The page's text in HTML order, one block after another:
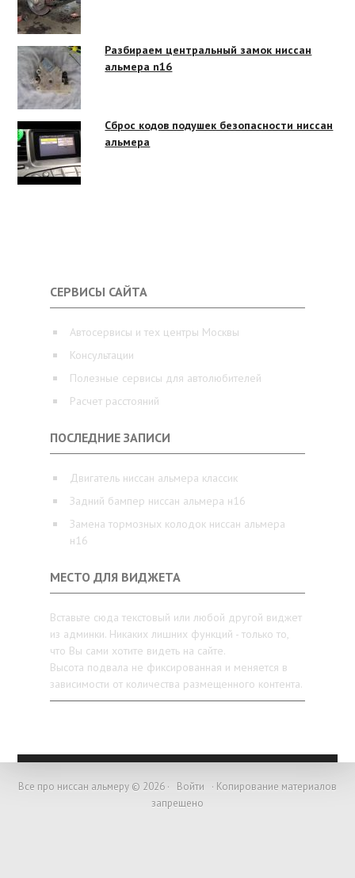
Разбираем центральный замок ниссан
альмера n16
Сброс кодов подушек безопасности ниссан
альмера
СЕРВИСЫ САЙТА
Автосервисы и тех центры Москвы
Консультации
Полезные сервисы для автолюбителей
Расчет расстояний
ПОСЛЕДНИЕ ЗАПИСИ
Двигатель ниссан альмера классик
Задний бампер ниссан альмера н16
Замена тормозных колодок ниссан альмера
н16
МЕСТО ДЛЯ ВИДЖЕТА
Вставьте сюда текстовый или любой другой виджет
из админки. Никаких лишних функций - только то,
что Вы сами хотите видеть на сайте.
Высота подвала не фиксированная и меняется в
зависимости от количества размещенного контента.
Все про ниссан альмеру © 2026 · Войти · Копирование материалов
запрещено